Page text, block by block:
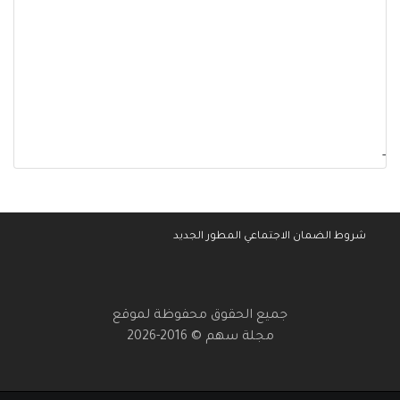
-
شروط الضمان الاجتماعي المطور الجديد
جميع الحقوق محفوظة لموقع
مجلة سهم © 2016-2026